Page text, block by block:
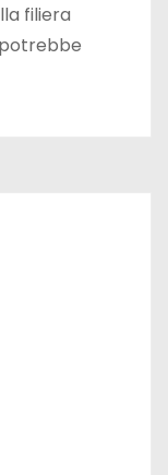
filiera